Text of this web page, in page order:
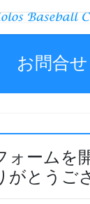
お問合せ
ォームを
がとうご